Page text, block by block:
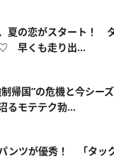
夏の恋がスタート！
早くも走り出...
帰国”の危機と今シー
るモテテク勃...
ンツが優秀！ 「タッ